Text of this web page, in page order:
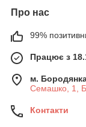
Про нас
99%
Працює з
м.
Семашко, 1,
Контакти